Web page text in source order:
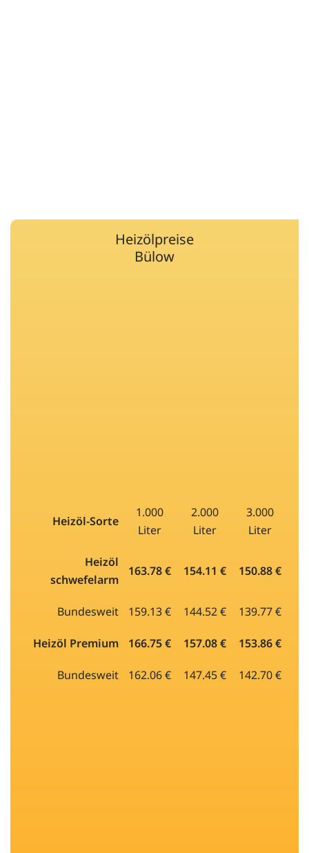
Heizölpreise
Bülow
Heizöl-Sorte
1.000
Liter
2.000
Liter
3.000
Liter
Heizöl
schwefelarm
163.78 € 154.11 € 150.88 €
Bundesweit 159.13 € 144.52 € 139.77 €
Heizöl Premium 166.75 € 157.08 € 153.86 €
Bundesweit 162.06 € 147.45 € 142.70 €